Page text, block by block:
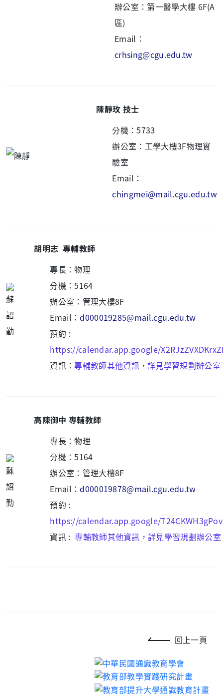
辦公室：第一醫學大樓 6F(A
區)
Email：
crhsing@cgu.edu.tw
陳靜玫 技士
分機：5733
辦公室： 工學大樓3F物理實
驗室
Email：
chingmei@mail.cgu.edu.tw
胡明志 專輔教師
專長：物理
分機：5164
辦公室：管理大樓8F
Email：d000019285@mail.cgu.edu.tw
預約 :
https://calendar.app.google/
資訊：專輔教師其他資訊，詳見學習規劃辦公室
高陳御中 專輔教師
專長：物理
分機：5164
辦公室：管理大樓8F
Email：d000019878@mail.cgu.edu.tw
預約 :
https://calendar.app.google/
資訊 :專輔教師其他資訊，詳見學習規劃辦公室
回上一頁